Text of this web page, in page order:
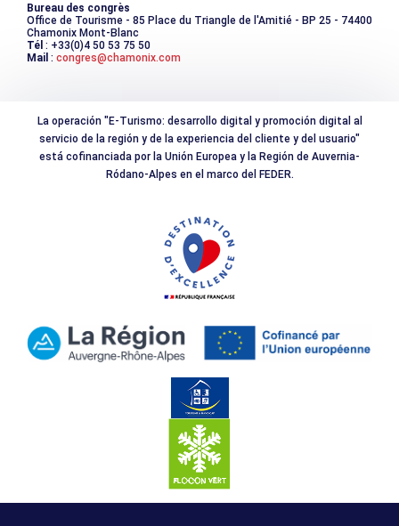
Bureau des congrès
Office de Tourisme - 85 Place du Triangle de l'Amitié - BP 25 - 74400
Chamonix Mont-Blanc
Tél : +33(0)4 50 53 75 50
Mail : congres@chamonix.com
La operación "E-Turismo: desarrollo digital y promoción digital al
servicio de la región y de la experiencia del cliente y del usuario"
está cofinanciada por la Unión Europea y la Región de Auvernia-
Ródano-Alpes en el marco del FEDER.